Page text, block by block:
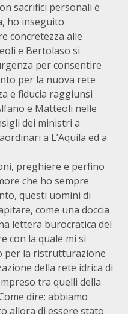
sacrifici personali e
ho inseguito
concretezza alle
e Bertolaso si
per consentire
per la nuova rete
e fiducia raggiunsi
e Matteoli nelle
dei ministri a
a L’Aquila ed a
preghiere e perfino
che ho sempre
questi uomini di
come una doccia
lettera burocratica del
con la quale mi si
per la ristrutturazione
della rete idrica di
tra quelli della
dire: abbiamo
allora di essere stato